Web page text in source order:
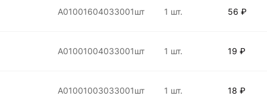
А01001604033001шт 1 шт. 56 ₽
А01001004033001шт 1 шт. 19 ₽
А01001003033001шт 1 шт. 18 ₽